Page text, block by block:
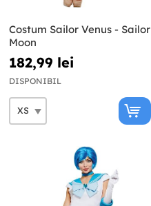
Costum Sailor Venus - Sailor
Moon
182,99 lei
DISPONIBIL